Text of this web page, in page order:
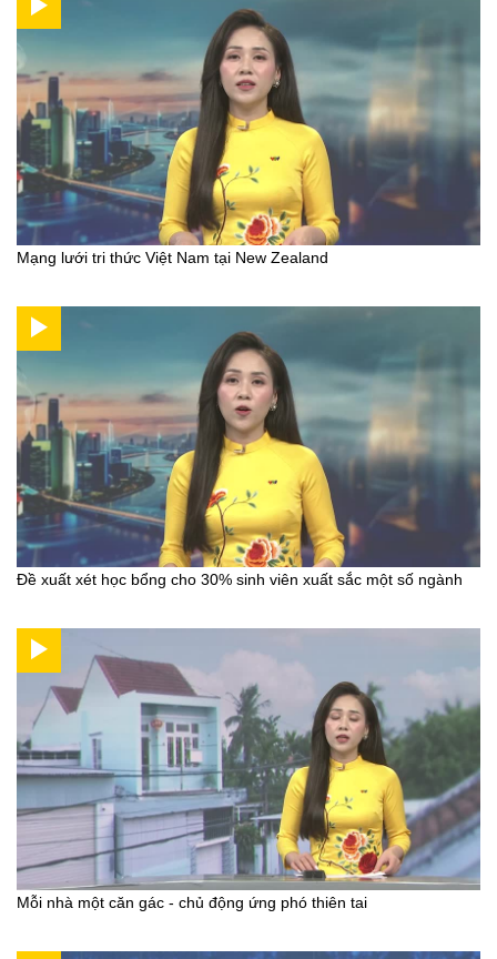
Mạng lưới tri thức Việt Nam tại New Zealand
Đề xuất xét học bổng cho 30% sinh viên xuất sắc một số ngành
Mỗi nhà một căn gác - chủ động ứng phó thiên tai